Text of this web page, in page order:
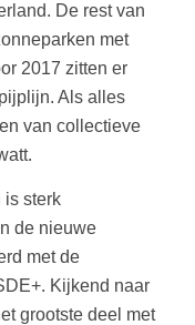
De rest van
met
2017 zitten er
Als alles
van collectieve
is sterk
de nieuwe
met de
Kijkend naar
grootste deel met